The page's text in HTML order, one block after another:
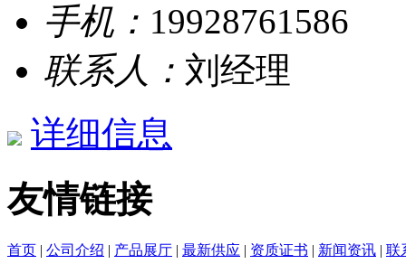
手机： 19928761586
联系人： 刘经理
详细信息
友情链接
首页 | 公司介绍 | 产品展厅 | 最新供应 | 资质证书 | 新闻资讯 | 联